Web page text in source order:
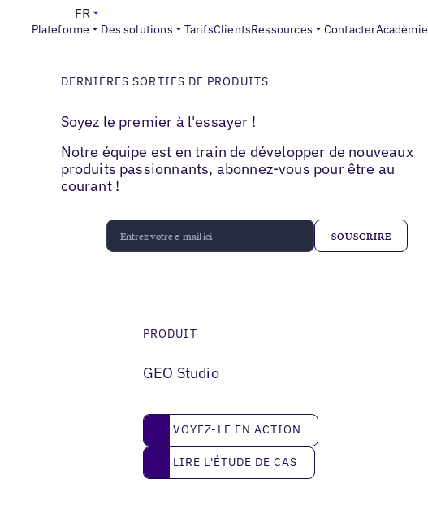
Plateforme Des solutions TarifsClientsRessources ContacterAcadèmie
FR
DERNIÈRES SORTIES DE PRODUITS
Soyez le premier à l'essayer !
Notre équipe est en train de développer de nouveaux
produits passionnants, abonnez-vous pour être au
courant !
PRODUIT
GEO Studio
Voyez-le en action
VOYEZ-LE EN ACTION
Lire l'étude de cas
LIRE L'ÉTUDE DE CAS